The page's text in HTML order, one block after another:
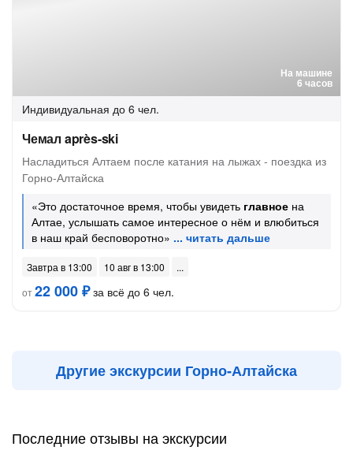
На машине
6 часов
Индивидуальная до 6 чел.
Чемал après-ski
Насладиться Алтаем после катания на лыжах - поездка из
Горно-Алтайска
«Это достаточное время, чтобы увидеть главное на
Алтае, услышать самое интересное о нём и влюбиться
в наш край бесповоротно»
Завтра в 13:00
10 авг в 13:00
от22 000 ₽за всё до 6 чел.
Другие экскурсии Горно-Алтайска
Последние отзывы на экскурсии